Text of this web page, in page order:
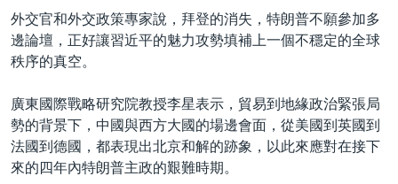
外交官和外交政策專家說，拜登的消失，特朗普不願參加多
邊論壇，正好讓習近平的魅力攻勢填補上一個不穩定的全球
秩序的真空。
廣東國際戰略研究院教授李星表示，貿易到地緣政治緊張局
勢的背景下，中國與西方大國的場邊會面，從美國到英國到
法國到德國，都表現出北京和解的跡象，以此來應對在接下
來的四年內特朗普主政的艱難時期。